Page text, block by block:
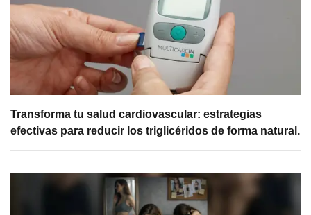
Transforma tu salud cardiovascular: estrategias
efectivas para reducir los triglicéridos de forma natural.